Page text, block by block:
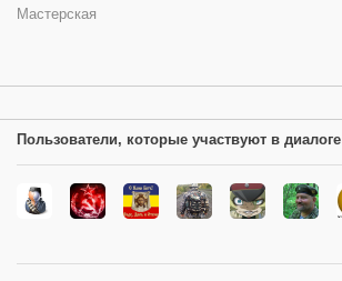
Мастерская
Пользователи, которые участвуют в диалоге